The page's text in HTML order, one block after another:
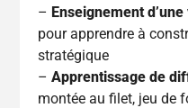
– Enseignement
pour apprendre à
stratégique
– Apprentissage de
montée au filet, jeu de